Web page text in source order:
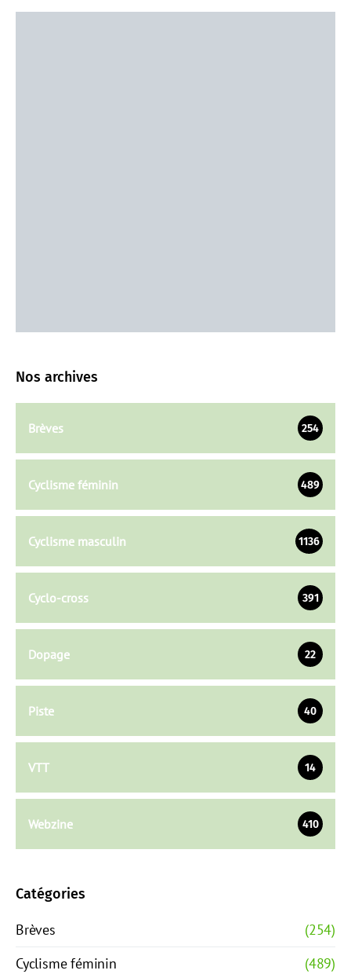
Nos archives
Brèves 254
Cyclisme féminin 489
Cyclisme masculin 1136
Cyclo-cross 391
Dopage 22
Piste 40
VTT 14
Webzine 410
Catégories
Brèves
(254)
Cyclisme féminin
(489)